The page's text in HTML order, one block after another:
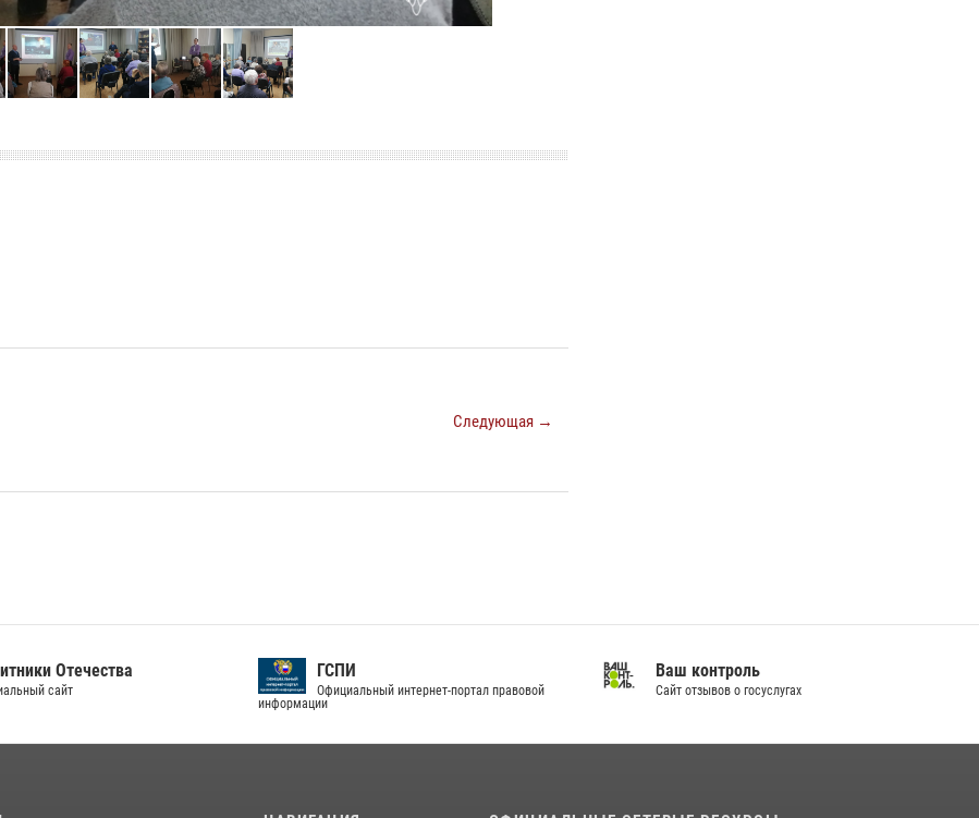
Следующая →
Отечества
сайт
ГСПИ
Официальный интернет-портал правовой
информации
Ваш контроль
Сайт отзывов о госуслугах